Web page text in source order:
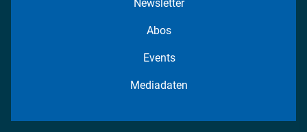
Newsletter
Abos
Events
Mediadaten